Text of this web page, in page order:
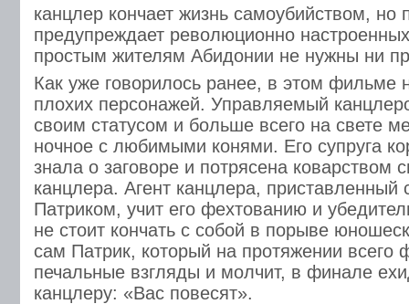
канцлер кончает жизнь самоубийством, но
предупреждает революционно
простым жителям Абидонии не нужны ни
Как уже говорилось ранее, в этом фильме
плохих персонажей. Управляемый
своим статусом и больше всего на свете
ночное с любимыми конями. Его супруга
знала о заговоре и потрясена коварством
канцлера. Агент канцлера, приставленный
Патриком, учит его фехтованию и
не стоит кончать с собой в порыве
сам Патрик, который на протяжении всего
печальные взгляды и молчит, в финале
канцлеру: «Вас повесят».